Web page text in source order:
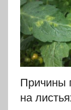
Причины
на